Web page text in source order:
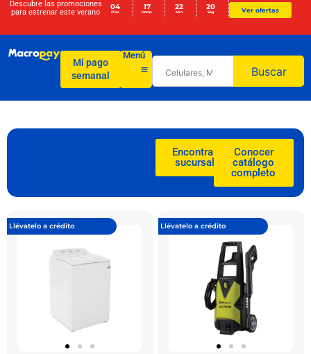
Descubre las promociones
para estrenar este verano
04
Días
17
Horas
22
Min
18
Seg Ver ofertas
Mi pago
semanal
Menú
Buscar
Encontrar
sucursal
Conocer
catálogo
completo
Llévatelo a crédito Llévatelo a crédito